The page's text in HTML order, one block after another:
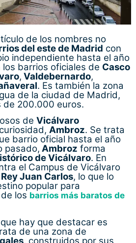
Ambroz. Se trata
barrio oficial hasta el año
de Vicálvaro. En
el Campus de Vicálvaro
Juan Carlos, lo que lo
popular para
de losbarrios más baratos de
hay que destacar es
de una zona de
, construidos por sus
Parte de este barrio pasó a
, tras un intercambio de
de Madrid. Las
alrededor de la
Juliana.
junto al municipio de
, encontramos dos barrios
Hablamos de Los
9 de metro, que discurre
zona. Ambos barrios
después más allá del